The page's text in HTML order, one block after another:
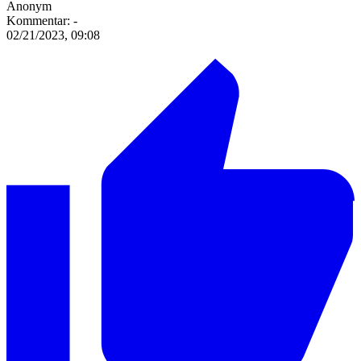
Anonym
Kommentar: -
02/21/2023, 09:08